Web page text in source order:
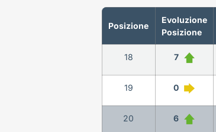
Posizione
Evoluzione
Posizione
18 7
19 0
20 6